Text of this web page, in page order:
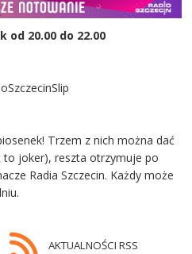
od 20.00 do 22.00
Trzem z nich można dać
joker), reszta otrzymuje po
Radia Szczecin. Każdy może
AKTUALNOŚCI RSS